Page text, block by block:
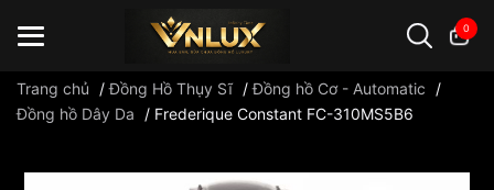
0
Trang chủ /Đồng Hồ Thụy Sĩ /Đồng hồ Cơ - Automatic
/
Đồng hồ Dây Da
/ Frederique Constant FC-310MS5B6